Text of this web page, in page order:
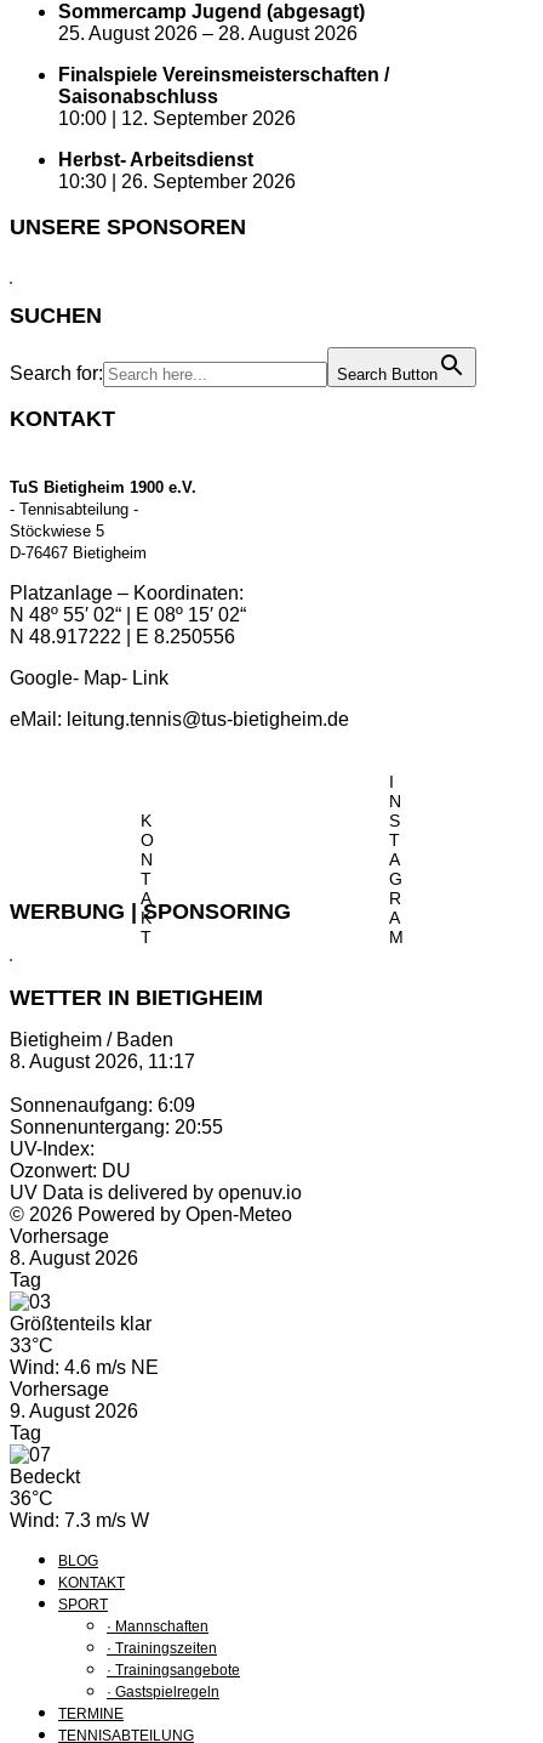
Sommercamp Jugend (abgesagt)
25. August 2026 – 28. August 2026
Finalspiele Vereinsmeisterschaften /
Saisonabschluss
10:00 | 12. September 2026
Herbst- Arbeitsdienst
10:30 | 26. September 2026
UNSERE SPONSOREN
SUCHEN
Search for: Search Button
KONTAKT
TuS Bietigheim 1900 e.V.
- Tennisabteilung -
Stöckwiese 5
D-76467 Bietigheim
Platzanlage – Koordinaten:
N 48º 55′ 02“ | E 08º 15′ 02“
N 48.917222 | E 8.250556
Google- Map- Link
eMail: leitung.tennis@tus-bietigheim.de
K
O
N
T
A
K
T
I
N
S
T
A
G
R
A
M
WERBUNG | SPONSORING
WETTER IN BIETIGHEIM
Bietigheim / Baden
8. August 2026, 11:17
Sonnenaufgang: 6:09
Sonnenuntergang: 20:55
UV-Index:
Ozonwert: DU
UV Data is delivered by openuv.io
© 2026 Powered by Open-Meteo
Vorhersage
8. August 2026
Tag
Größtenteils klar
33°C
Wind: 4.6 m/s NE
Vorhersage
9. August 2026
Tag
Bedeckt
36°C
Wind: 7.3 m/s W
BLOG
KONTAKT
SPORT
· Mannschaften
· Trainingszeiten
· Trainingsangebote
· Gastspielregeln
TERMINE
TENNISABTEILUNG